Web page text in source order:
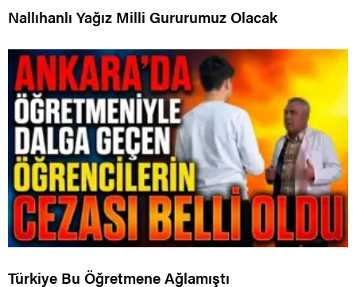
Nallıhanlı Yağız Milli Gururumuz Olacak
Türkiye Bu Öğretmene Ağlamıştı